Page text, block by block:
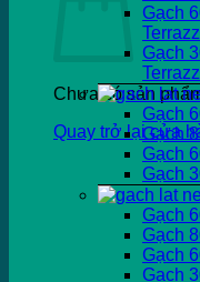
Chưa có sản
Quay trở lại cửa
Gạch
Gạch
Gạch
Gạch
Gạch
Gạch
Gạch
Gạch
Gạch
Gạch